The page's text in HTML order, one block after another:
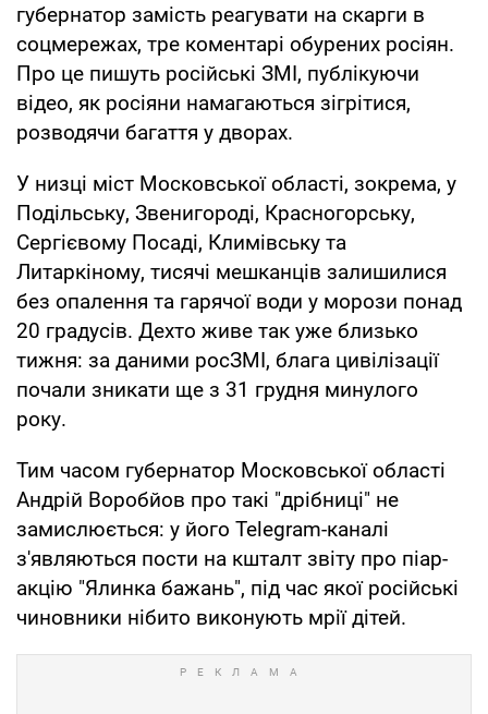
губернатор замість реагувати на скарги в
соцмережах, тре коментарі обурених росіян.
Про це пишуть російські ЗМІ, публікуючи
відео, як росіяни намагаються зігрітися,
розводячи багаття у дворах.
У низці міст Московської області, зокрема, у
Подільську, Звенигороді, Красногорську,
Сергієвому Посаді, Климівську та
Литаркіному, тисячі мешканців залишилися
без опалення та гарячої води у морози понад
20 градусів. Дехто живе так уже близько
тижня: за даними росЗМІ, блага цивілізації
почали зникати ще з 31 грудня минулого
року.
Тим часом губернатор Московської області
Андрій Воробйов про такі "дрібниці" не
замислюється: у його Telegram-каналі
з'являються пости на кшталт звіту про піар-
акцію "Ялинка бажань", під час якої російські
чиновники нібито виконують мрії дітей.